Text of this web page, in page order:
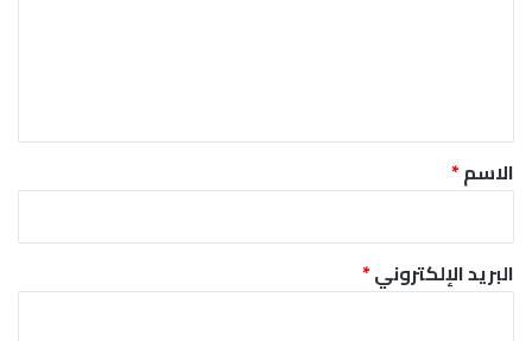
*
الاسم*
البريد الإلكتروني*